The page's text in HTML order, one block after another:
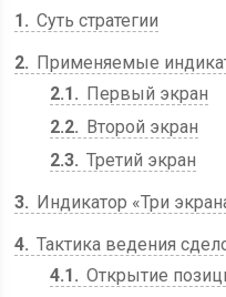
1
Суть стратегии
2
Применяемые
2.1
Первый экран
2.2
Второй экран
2.3 Третий экран
3
Индикатор «Три
4 Тактика ведения
4.1
Открытие